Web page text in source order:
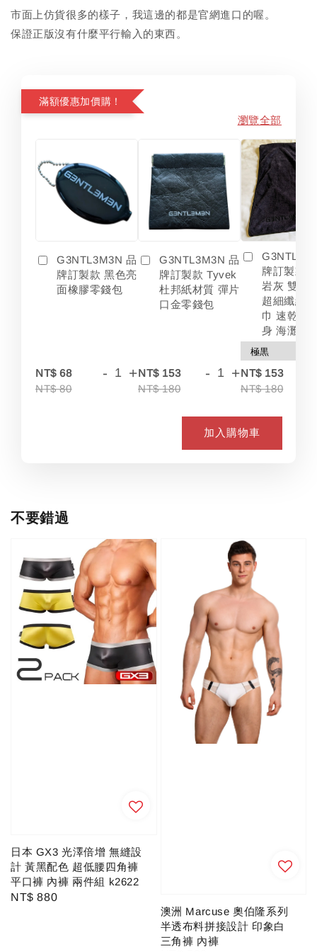
市面上仿貨很多的樣子，我這邊的都是官網進口的喔。
保證正版沒有什麼平行輸入的東西。
滿額優惠加價購！
瀏覽全部
G3NTL3M3N 品
牌訂製款 黑色亮
面橡膠零錢包
NT$ 68
NT$ 80
- +
G3NTL3M3N 品
牌訂製款 Tyvek
杜邦紙材質 彈片
口金零錢包
NT$ 153
NT$ 180
- +
牌訂製款
岩灰 雙色
超細纖維
巾 速乾 吸
身 海灘
NT$ 153
NT$ 180
加入購物車
不要錯過
日本 GX3 光澤倍增 無縫設
計 黃黑配色 超低腰四角褲
平口褲 內褲 兩件組 k2622
Regular
NT$ 880
澳洲 Marcuse 奧伯隆系列
半透布料拼接設計 印象白
三角褲 內褲